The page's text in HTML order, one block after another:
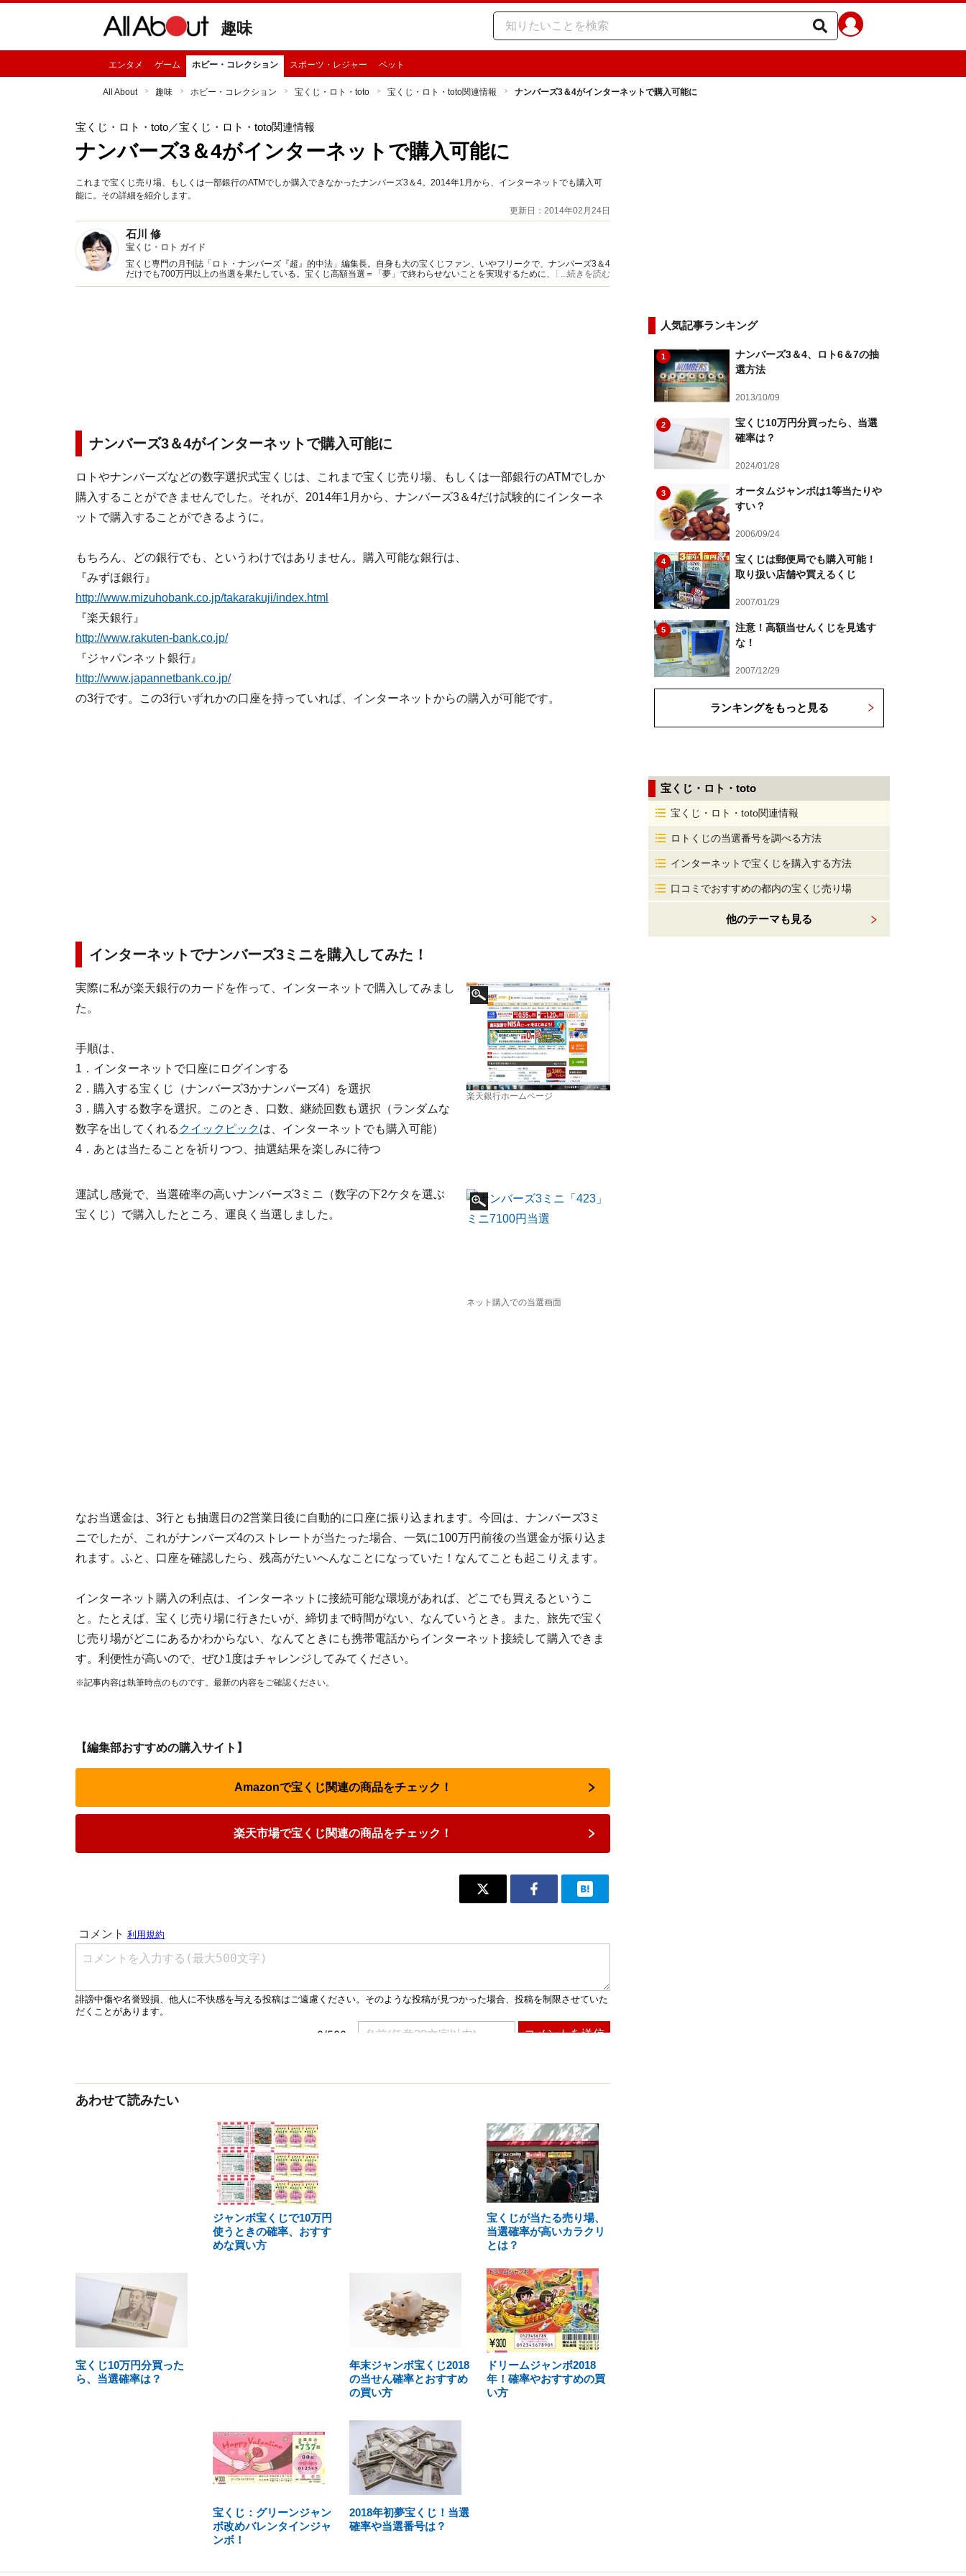
趣味
エンタメ ゲーム ホビー・コレクション スポーツ・レジャー ペット
All About 趣味 ホビー・コレクション 宝くじ・ロト・toto 宝くじ・ロト・toto関連情報 ナンバーズ3＆4がインターネットで購入可能に
宝くじ・ロト・toto／宝くじ・ロト・toto関連情報
ナンバーズ3＆4がインターネットで購入可能に
これまで宝くじ売り場、もしくは一部銀行のATMでしか購入できなかったナンバーズ3＆4。2014年1月から、インターネットでも購入可
能に。その詳細を紹介します。
更新日：2014年02月24日
石川 修
宝くじ・ロト ガイド
宝くじ専門の月刊誌「ロト・ナンバーズ『超』的中法」編集長。自身も大の宝くじファン、いやフリークで、ナンバーズ3＆4
だけでも700万円以上の当選を果たしている。宝くじ高額当選＝「夢」で終わらせないことを実現するために、日々研究、取
材に明け暮れている。
...続きを読む
ナンバーズ3＆4がインターネットで購入可能に
ロトやナンバーズなどの数字選択式宝くじは、これまで宝くじ売り場、もしくは一部銀行のATMでしか
購入することができませんでした。それが、2014年1月から、ナンバーズ3＆4だけ試験的にインターネ
ットで購入することができるように。
もちろん、どの銀行でも、というわけではありません。購入可能な銀行は、
『みずほ銀行』
http://www.mizuhobank.co.jp/takarakuji/index.html
『楽天銀行』
http://www.rakuten-bank.co.jp/
『ジャパンネット銀行』
http://www.japannetbank.co.jp/
の3行です。この3行いずれかの口座を持っていれば、インターネットからの購入が可能です。
インターネットでナンバーズ3ミニを購入してみた！
楽天銀行ホームページ
実際に私が楽天銀行のカードを作って、インターネットで購入してみまし
た。
手順は、
1．インターネットで口座にログインする
2．購入する宝くじ（ナンバーズ3かナンバーズ4）を選択
3．購入する数字を選択。このとき、口数、継続回数も選択（ランダムな
数字を出してくれる クイックピックは、インターネットでも購入可能）
4．あとは当たることを祈りつつ、抽選結果を楽しみに待つ
ネット購入での当選画面
運試し感覚で、当選確率の高いナンバーズ3ミニ（数字の下2ケタを選ぶ
宝くじ）で購入したところ、運良く当選しました。
なお当選金は、3行とも抽選日の2営業日後に自動的に口座に振り込まれます。今回は、ナンバーズ3ミ
ニでしたが、これがナンバーズ4のストレートが当たった場合、一気に100万円前後の当選金が振り込ま
れます。ふと、口座を確認したら、残高がたいへんなことになっていた！なんてことも起こりえます。
インターネット購入の利点は、インターネットに接続可能な環境があれば、どこでも買えるというこ
と。たとえば、宝くじ売り場に行きたいが、締切まで時間がない、なんていうとき。また、旅先で宝く
じ売り場がどこにあるかわからない、なんてときにも携帯電話からインターネット接続して購入できま
す。利便性が高いので、ぜひ1度はチャレンジしてみてください。
※記事内容は執筆時点のものです。最新の内容をご確認ください。
【編集部おすすめの購入サイト】
Amazonで宝くじ関連の商品をチェック！
楽天市場で宝くじ関連の商品をチェック！
あわせて読みたい
ジャンボ宝くじで10万円
使うときの確率、おすす
めな買い方
宝くじが当たる売り場、
当選確率が高いカラクリ
とは？
宝くじ10万円分買った
ら、当選確率は？
年末ジャンボ宝くじ2018
の当せん確率とおすすめ
の買い方
ドリームジャンボ2018
年！確率やおすすめの買
い方
宝くじ：グリーンジャン
ボ改めバレンタインジャ
ンボ！
2018年初夢宝くじ！当選
確率や当選番号は？
人気記事ランキング
1
ナンバーズ3＆4、ロト6＆7の抽
選方法
2013/10/09
2
宝くじ10万円分買ったら、当選
確率は？
2024/01/28
3
オータムジャンボは1等当たりや
すい？
2006/09/24
4
宝くじは郵便局でも購入可能！
取り扱い店舗や買えるくじ
2007/01/29
5
注意！高額当せんくじを見逃す
な！
2007/12/29
ランキングをもっと見る
宝くじ・ロト・toto
宝くじ・ロト・toto関連情報
ロトくじの当選番号を調べる方法
インターネットで宝くじを購入する方法
口コミでおすすめの都内の宝くじ売り場
他のテーマも見る